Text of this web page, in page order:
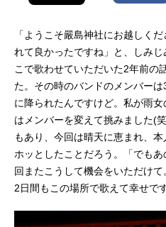
「ようこそ嚴島神社にお越しく
れて良かったですね」と、しみ
こで歌わせていただいた2年前の
た。その時のバンドのメンバー
に降られたんですけど。私が雨
はメンバーを変えて挑みました(
もあり、今回は晴天に恵まれ、
ホッとしたことだろう。「でも
回またこうして機会をいただけ
2日間もこの場所で歌えて幸せで